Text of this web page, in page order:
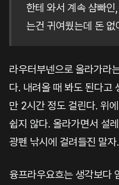
한테 와서 계속 샴빠
는건 귀여웠는데 돈
라우터부넨으로 올라가라
다. 내려올 때 봐도 된다고
만 2시간 정도 걸린다. 위
쉽지 않다. 올라가면서 설
광펜 낚시에 걸려들진 말자.
융프라우요흐는 생각보다